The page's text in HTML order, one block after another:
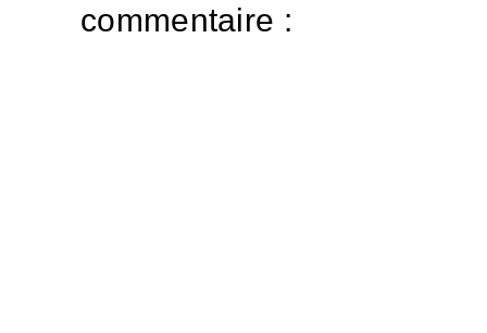
commentaire :